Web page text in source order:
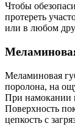
Чтобы
протереть
или в любом
Меламиновая
поролона, на
При намокании
Поверхность
цепкость с